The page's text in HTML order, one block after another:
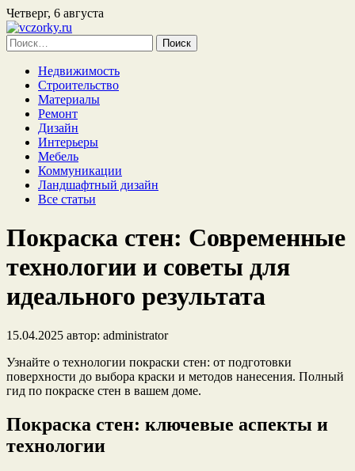
Четверг, 6 августа
Найти:
Недвижимость
Строительство
Материалы
Ремонт
Дизайн
Интерьеры
Мебель
Коммуникации
Ландшафтный дизайн
Все статьи
Покраска стен: Современные
технологии и советы для
идеального результата
15.04.2025 автор: administrator
Узнайте о технологии покраски стен: от подготовки
поверхности до выбора краски и методов нанесения. Полный
гид по покраске стен в вашем доме.
Покраска стен: ключевые аспекты и
технологии